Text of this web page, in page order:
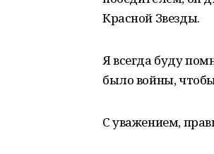
Красной Звезды.
Я всегда буду
было войны,
С уважением,